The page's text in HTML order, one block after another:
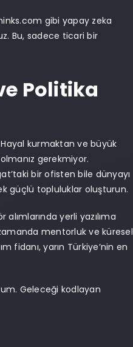
gibi yapay zeka
Bu, sadece ticari bir
Politika
Hayal kurmaktan ve büyük
gerekmiyor.
bir ofisten bile dünyayı
güçlü topluluklar oluşturun.
yerli yazılıma
mentorluk ve küresel
fidanı, yarın Türkiye’nin en
Geleceği kodlayan